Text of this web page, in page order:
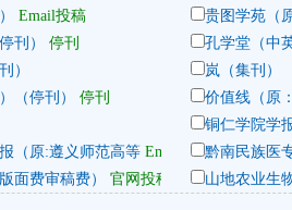
Email投稿
贵图学苑（
刊）
停刊
孔学堂（中
）
岚（集刊）
（停刊）
停刊
价值线（原
铜仁学院学
（原:遵义师范高等 Email投稿黔南民族医
面费审稿费）
官网投稿 山地农业生